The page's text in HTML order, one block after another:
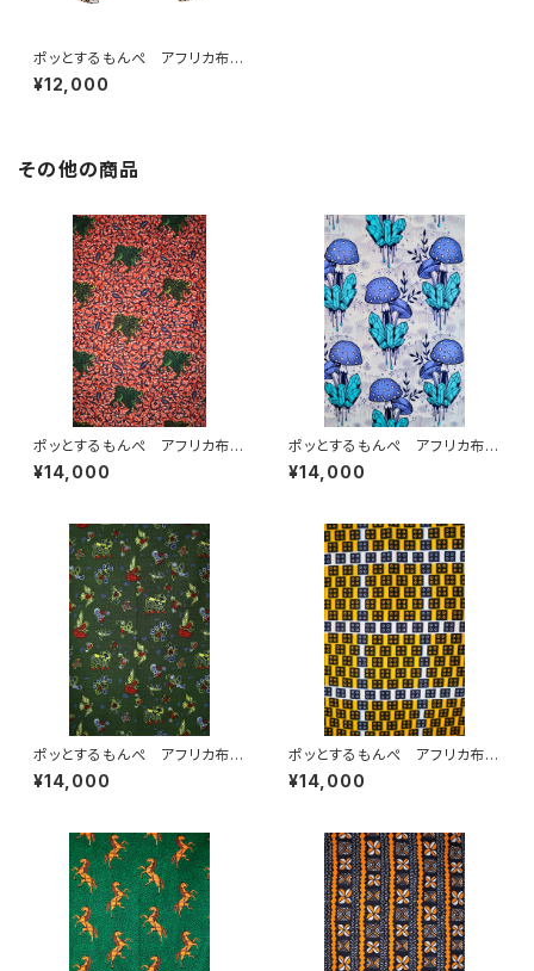
ポッとするもんぺ アフリカ布
No.152
¥12,000
その他の商品
ポッとするもんぺ アフリカ布
No.105
¥14,000
ポッとするもんぺ アフリカ布
No.242
¥14,000
ポッとするもんぺ アフリカ布
No.94
¥14,000
ポッとするもんぺ アフリカ布
No.146
¥14,000